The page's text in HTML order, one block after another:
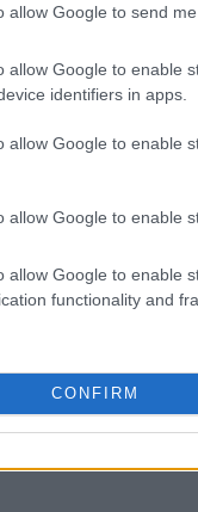
allow Google to send
allow Google to enable
identifiers in apps.
allow Google to enable
allow Google to enable
allow Google to enable
functionality and
CONFIRM
das ações
de ADRs
Sidney Lima,
uma “janela de
no exterior, isso
influenciada por
economia?